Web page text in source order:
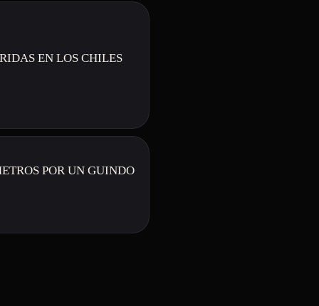
EN LOS CHILES
POR UN GUINDO